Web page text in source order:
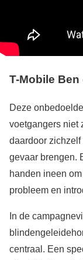
T-Mobile
Deze
voetgangers niet
daardoor
gevaar brengen.
handen ineen
probleem en
In de
centraal. Een